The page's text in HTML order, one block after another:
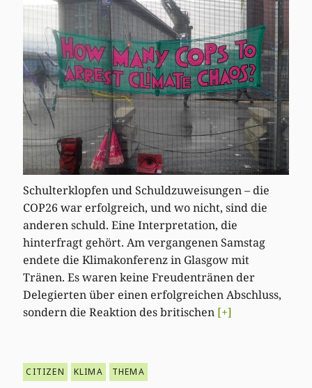
Schulterklopfen und Schuldzuweisungen – die
COP26 war erfolgreich, und wo nicht, sind die
anderen schuld. Eine Interpretation, die
hinterfragt gehört. Am vergangenen Samstag
endete die Klimakonferenz in Glasgow mit
Tränen. Es waren keine Freudentränen der
Delegierten über einen erfolgreichen Abschluss,
sondern die Reaktion des britischen [+]
CITIZEN KLIMA THEMA